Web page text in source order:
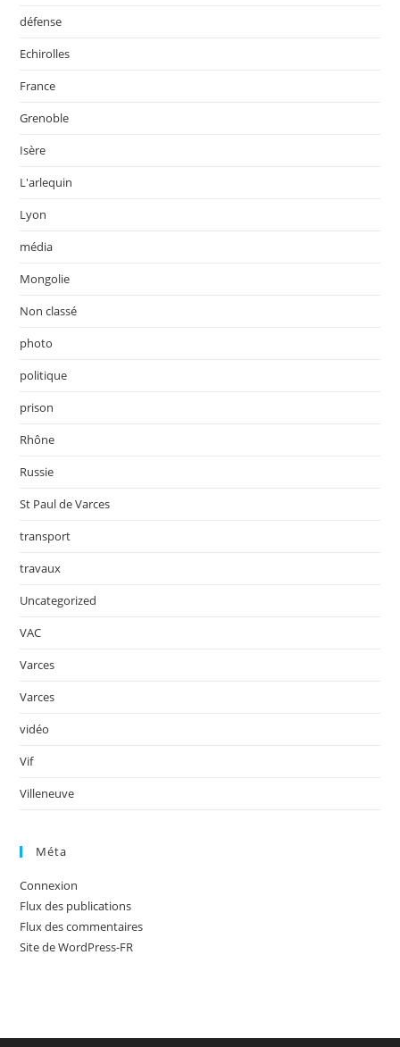
défense
Echirolles
France
Grenoble
Isère
L'arlequin
Lyon
média
Mongolie
Non classé
photo
politique
prison
Rhône
Russie
St Paul de Varces
transport
travaux
Uncategorized
VAC
Varces
Varces
vidéo
Vif
Villeneuve
Méta
Connexion
Flux des publications
Flux des commentaires
Site de WordPress-FR